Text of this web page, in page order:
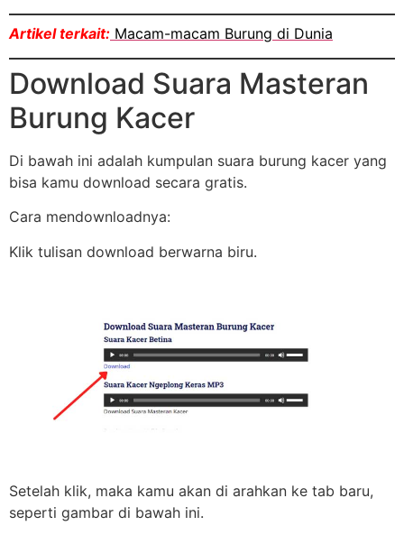
Artikel terkait: Macam-macam Burung di Dunia
Download Suara Masteran
Burung Kacer
Di bawah ini adalah kumpulan suara burung kacer yang
bisa kamu download secara gratis.
Cara mendownloadnya:
Klik tulisan download berwarna biru.
Setelah klik, maka kamu akan di arahkan ke tab baru,
seperti gambar di bawah ini.